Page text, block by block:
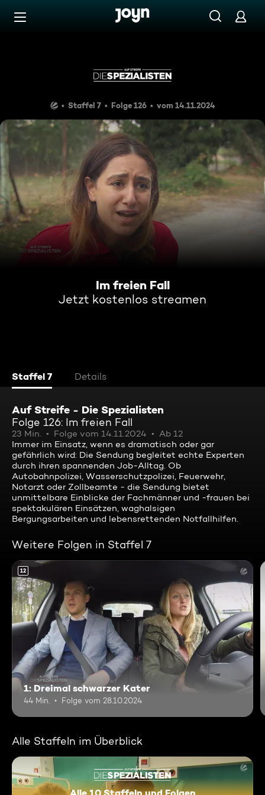
Zum Inhalt springen
Staffel 7 Folge 126 vom 14.11.2024
Im freien Fall
Jetzt kostenlos streamen
Staffel 7 Details
Auf Streife - Die Spezialisten
Folge 126: Im freien Fall
23 Min. Folge vom 14.11.2024
Ab 12
Immer im Einsatz, wenn es dramatisch oder gar
gefährlich wird: Die Sendung begleitet echte Experten
durch ihren spannenden Job-Alltag. Ob
Autobahnpolizei, Wasserschutzpolizei, Feuerwehr,
Notarzt oder Zollbeamte - die Sendung bietet
unmittelbare Einblicke der Fachmänner und -frauen bei
spektakulären Einsätzen, waghalsigen
Bergungsarbeiten und lebensrettenden Notfallhilfen.
Weitere Folgen in Staffel 7
12
1: Dreimal schwarzer Kater
44 Min. Folge vom 28.10.2024
Alle Staffeln im Überblick